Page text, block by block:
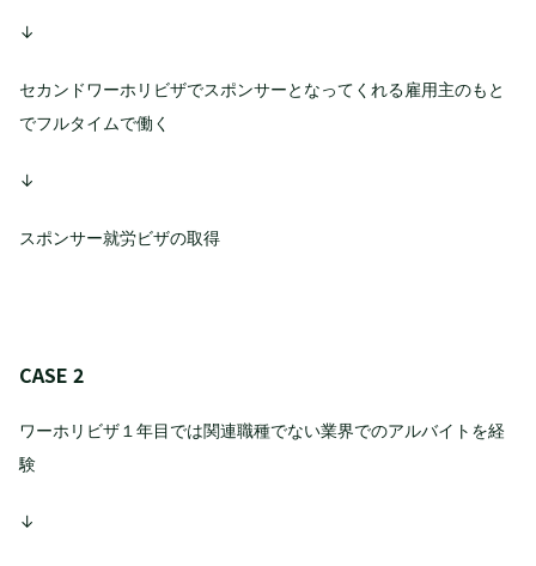
↓
セカンドワーホリビザでスポンサーとなってくれる雇用主のもと
でフルタイムで働く
↓
スポンサー就労ビザの取得
CASE 2
ワーホリビザ１年目では関連職種でない業界でのアルバイトを経
験
↓